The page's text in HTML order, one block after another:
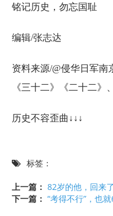
铭记历史，勿忘国耻
编辑/张志达
资料来源/@侵华日军
《三十二》《二十二》
历史不容歪曲↓↓↓
标签：
上一篇： 82岁的他，回来了
下一篇： “考得不行”，也